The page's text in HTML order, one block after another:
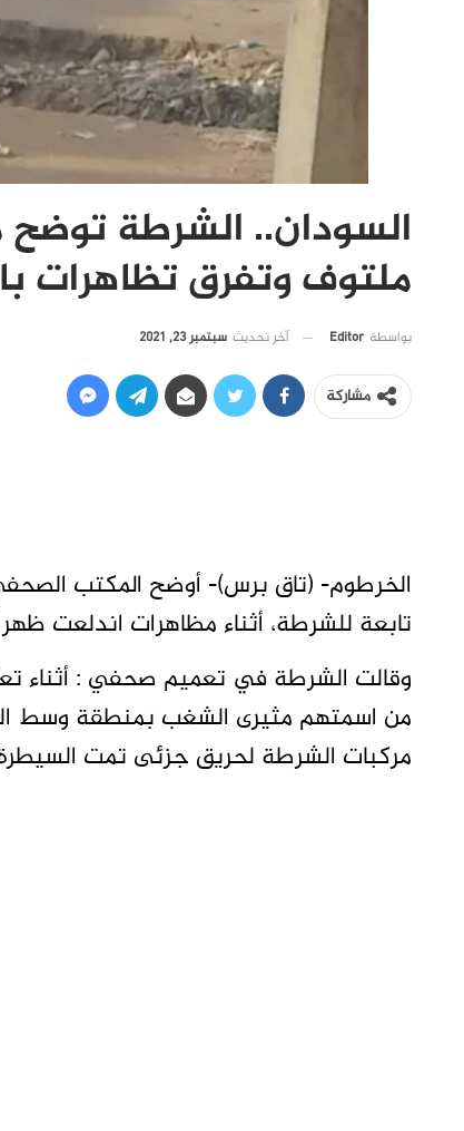
السودان.. الشرطة
ملتوف وتفرق تظاهرات
بواسطة Editor آخر تحديث سبتمبر 23, 2021
مشاركة
الخرطوم- (تاق برس)- أوضح المكتب
تابعة للشرطة، أثناء مظاهرات اندلعت
وقالت الشرطة في تعميم صحفي : أثناء
من اسمتهم مثيرى الشغب بمنطقة وسط
مركبات الشرطة لحريق جزئى تمت السيطرة